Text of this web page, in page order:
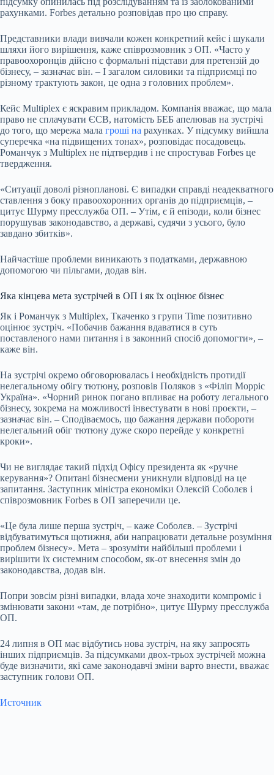
рахунками. Forbes детально розповідав про цю справу.
Представники влади вивчали кожен конкретний кейс і шукали
шляхи його вирішення, каже співрозмовник з ОП. «Часто у
правоохоронців дійсно є формальні підстави для претензій до
бізнесу, – зазначає він. – І загалом силовики та підприємці по
різному трактують закон, це одна з головних проблем».
Кейс Multiplex є яскравим прикладом. Компанія вважає, що мала
право не сплачувати ЄСВ, натомість БЕБ апелював на зустрічі
до того, що мережа мала гроші на рахунках. У підсумку вийшла
суперечка «на підвищених тонах», розповідає посадовець.
Романчук з Multiplex не підтвердив і не спростував Forbes це
твердження.
«Ситуації доволі різнопланові. Є випадки справді неадекватного
ставлення з боку правоохоронних органів до підприємців, –
цитує Шурму пресслужба ОП. – Утім, є й епізоди, коли бізнес
порушував законодавство, а державі, судячи з усього, було
завдано збитків».
Найчастіше проблеми виникають з податками, державною
допомогою чи пільгами, додав він.
Яка кінцева мета зустрічей в ОП і як їх оцінює бізнес
Як і Романчук з Multiplex, Ткаченко з групи Time позитивно
оцінює зустріч. «Побачив бажання вдаватися в суть
поставленого нами питання і в законний спосіб допомогти», –
каже він.
На зустрічі окремо обговорювалась і необхідність протидії
нелегальному обігу тютюну, розповів Поляков з «Філіп Морріс
Україна». «Чорний ринок погано впливає на роботу легального
бізнесу, зокрема на можливості інвестувати в нові проєкти, –
зазначає він. – Сподіваємось, що бажання держави побороти
нелегальний обіг тютюну дуже скоро перейде у конкретні
кроки».
Чи не виглядає такий підхід Офісу президента як «ручне
керування»? Опитані бізнесмени уникнули відповіді на це
запитання. Заступник міністра економіки Олексій Соболєв і
співрозмовник Forbes в ОП заперечили це.
«Це була лише перша зустріч, – каже Соболєв. – Зустрічі
відбуватимуться щотижня, аби напрацювати детальне розуміння
проблем бізнесу». Мета – зрозуміти найбільші проблеми і
вирішити їх системним способом, як-от внесення змін до
законодавства, додав він.
Попри зовсім різні випадки, влада хоче знаходити компроміс і
змінювати закони «там, де потрібно», цитує Шурму пресслужба
ОП.
24 липня в ОП має відбутись нова зустріч, на яку запросять
інших підприємців. За підсумками двох-трьох зустрічей можна
буде визначити, які саме законодавчі зміни варто внести, вважає
заступник голови ОП.
Источник